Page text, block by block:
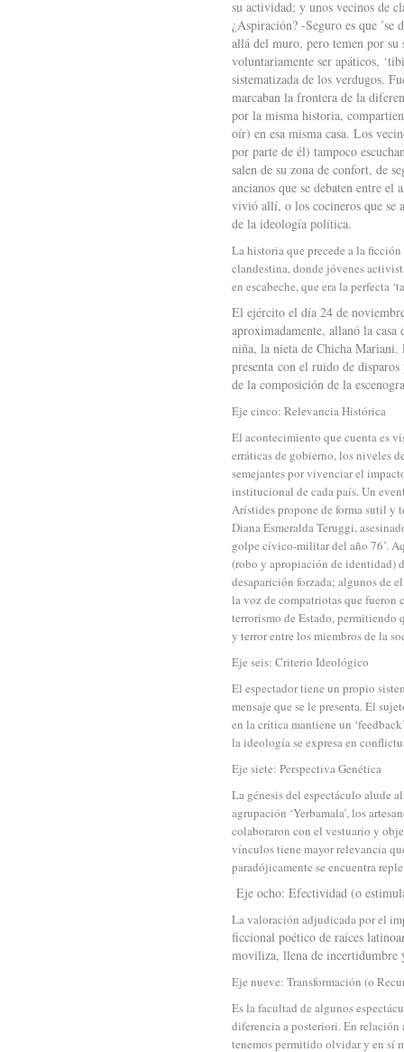
su actividad; y unos vecinos de
¿Aspiración? -Seguro es que
allá del muro, pero temen por
voluntariamente ser apáticos,
sistematizada de los verdugos.
marcaban la frontera de la
por la misma historia,
oír) en esa misma casa. Los
por parte de él) tampoco
salen de su zona de confort, de
ancianos que se debaten entre el
vivió allí, o los cocineros que se
de la ideología política.
La historia que precede a la
clandestina, donde jóvenes
en escabeche, que era la perfecta
El ejército el día 24 de
aproximadamente, allanó la
niña, la nieta de Chicha Mariani.
presenta con el ruido de
de la composición de la
Eje cinco: Relevancia Histórica
El acontecimiento que cuenta es
erráticas de gobierno, los niveles
semejantes por vivenciar el
institucional de cada país. Un
Arístides propone de forma sutil y
Diana Esmeralda Teruggi,
golpe cívico-militar del año 76’.
(robo y apropiación de identidad)
desaparición forzada; algunos de
la voz de compatriotas que fueron
terrorismo de Estado, permitiendo
y terror entre los miembros de la
Eje seis: Criterio Ideológico
El espectador tiene un propio
mensaje que se le presenta. El
en la crítica mantiene un
la ideología se expresa en
Eje siete: Perspectiva Genética
La génesis del espectáculo alude
agrupación ‘Yerbamala’, los
colaboraron con el vestuario y
vínculos tiene mayor relevancia
paradójicamente se encuentra
Eje ocho: Efectividad (o
La valoración adjudicada por el
ficcional poético de raíces
moviliza, llena de incertidumbre
Eje nueve: Transformación (o
Es la facultad de algunos
diferencia a posteriori. En
tenemos permitido olvidar y en sí